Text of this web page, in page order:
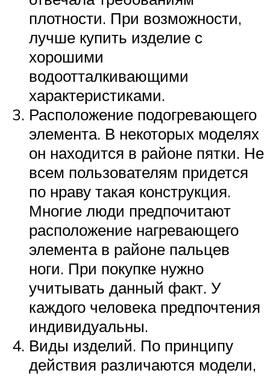
плотности. При возможности,
лучше купить изделие с
хорошими
водоотталкивающими
характеристиками.
Расположение подогревающего
элемента. В некоторых моделях
он находится в районе пятки. Не
всем пользователям придется
по нраву такая конструкция.
Многие люди предпочитают
расположение нагревающего
элемента в районе пальцев
ноги. При покупке нужно
учитывать данный факт. У
каждого человека предпочтения
индивидуальны.
Виды изделий. По принципу
действия различаются модели,